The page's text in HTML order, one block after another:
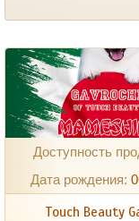
Доступность
Дата рождения:
Touch Beauty